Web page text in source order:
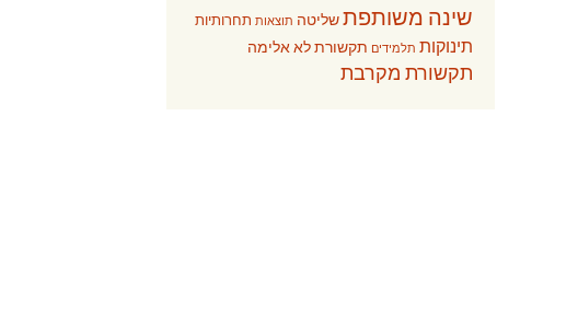
שינה משותפתשליטה תוצאות תחרותיות
תינוקות תלמידים תקשורת לא אלימה
תקשורת מקרבת